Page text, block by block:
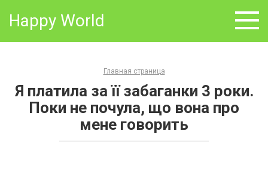
Happy World
Главная страница
Я платила за її забаганки 3 роки.
Поки не почула, що вона про
мене говорить